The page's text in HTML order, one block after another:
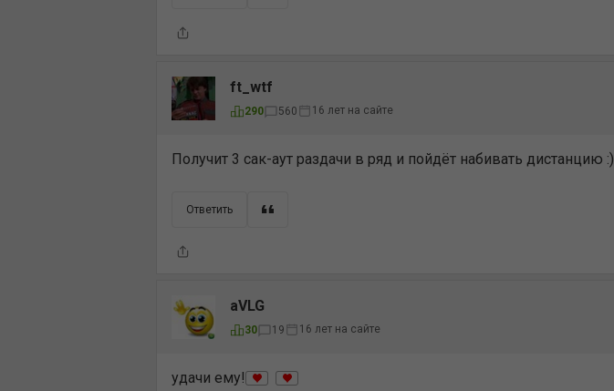
ft_wtf
290 560 16 лет на сайте
Получит 3 сак-аут раздачи в ряд и пойдёт набивать дистанцию :)
Ответить
aVLG
30 19 16 лет на сайте
удачи ему!